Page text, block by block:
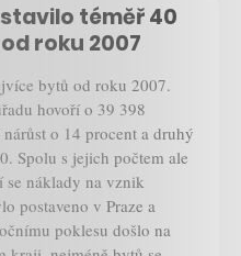
téměř 40
roku 2007
bytů od roku 2007.
hovoří o 39 398
o 14 procent a druhý
Spolu s jejich počtem ale
se náklady na vznik
postaveno v Praze a
poklesu došlo na